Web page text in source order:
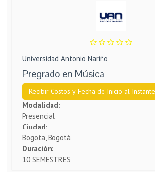
Universidad Antonio Nariño
Pregrado en Música
Recibir Costos y Fecha de Inicio al Instante
Modalidad:
Presencial
Ciudad:
Bogota, Bogotá
Duración:
10 SEMESTRES